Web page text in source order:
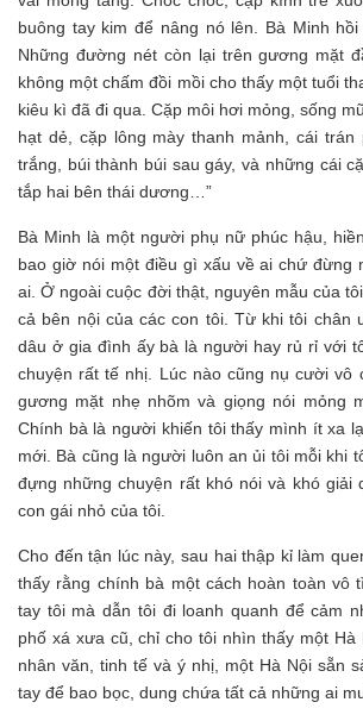
buông tay kim để nâng nó lên. Bà Minh
Những đường nét còn lại trên gương mặt
không một chấm đồi mồi cho thấy một tuổi
kiêu kì đã đi qua. Cặp môi hơi mỏng, sống
hạt dẻ, cặp lông mày thanh mảnh, cái trán
trắng, búi thành búi sau gáy, và những cái
tắp hai bên thái dương…”
Bà Minh là một người phụ nữ phúc hậu,
bao giờ nói một điều gì xấu về ai chứ đừng
ai. Ở ngoài cuộc đời thật, nguyên mẫu của
cả bên nội của các con tôi. Từ khi tôi chân
dâu ở gia đình ấy bà là người hay rủ rỉ với
chuyện rất tế nhị. Lúc nào cũng nụ cười vô
gương mặt nhẹ nhõm và giọng nói mỏng
Chính bà là người khiến tôi thấy mình ít xa
mới. Bà cũng là người luôn an ủi tôi mỗi khi
đựng những chuyện rất khó nói và khó giải
con gái nhỏ của tôi.
Cho đến tận lúc này, sau hai thập kỉ làm
thấy rằng chính bà một cách hoàn toàn vô
tay tôi mà dẫn tôi đi loanh quanh để cảm
phố xá xưa cũ, chỉ cho tôi nhìn thấy một Hà
nhân văn, tinh tế và ý nhị, một Hà Nội sẵn
tay để bao bọc, dung chứa tất cả những ai